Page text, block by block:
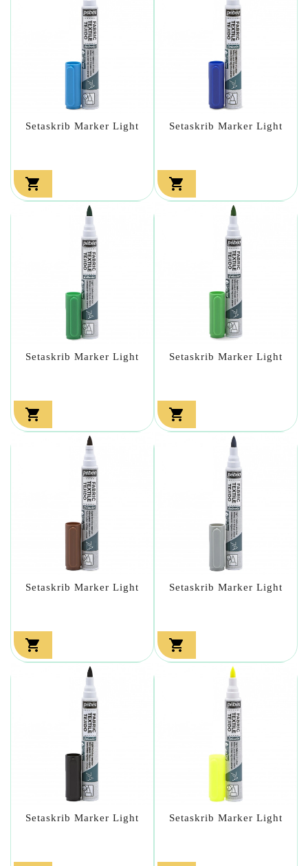
Setaskrib Marker Light

Setaskrib Marker Light

Setaskrib Marker Light

Setaskrib Marker Light

Setaskrib Marker Light

Setaskrib Marker Light

Setaskrib Marker Light Setaskrib Marker Light